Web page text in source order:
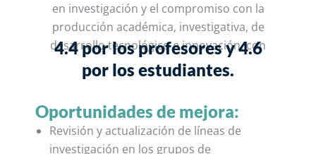
en investigación y el compromiso con la
producción académica, investigativa, de
desarrollo tecnológico e innovación, con
4.4 por los profesores y 4.6
por los estudiantes.
Oportunidades de mejora:
Revisión y actualización de líneas de
investigación en los grupos de